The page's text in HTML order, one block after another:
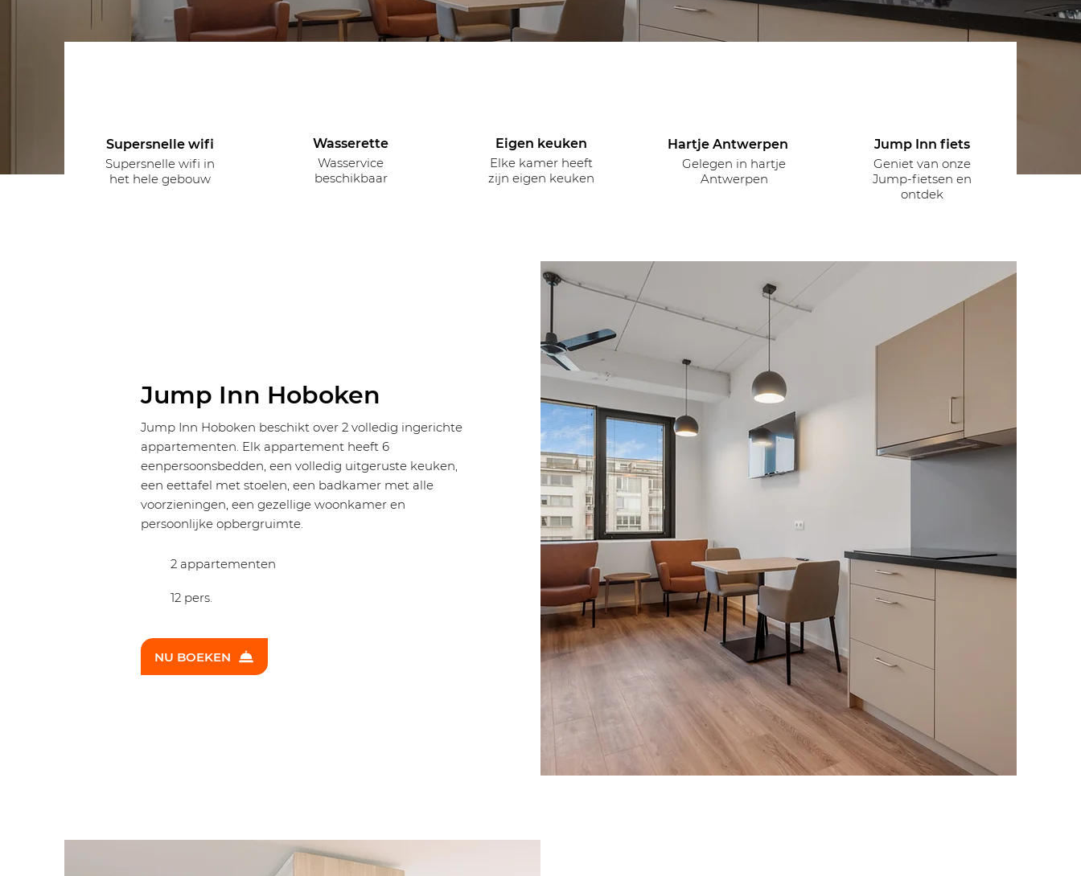
Supersnelle wifi
Supersnelle wifi in
het hele gebouw
Wasserette
Wasservice
beschikbaar
Eigen keuken
Elke kamer heeft
zijn eigen keuken
Hartje Antwerpen
Gelegen in hartje
Antwerpen
Jump Inn fiets
Geniet van onze
Jump-fietsen en
ontdek
Jump Inn Hoboken
Jump Inn Hoboken beschikt over 2 volledig ingerichte
appartementen. Elk appartement heeft 6
eenpersoonsbedden, een volledig uitgeruste keuken,
een eettafel met stoelen, een badkamer met alle
voorzieningen, een gezellige woonkamer en
persoonlijke opbergruimte.
2 appartementen
12 pers.
NU BOEKEN